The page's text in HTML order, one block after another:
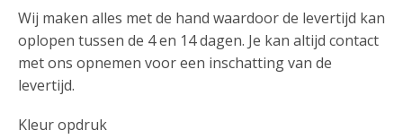
Wij maken alles met de hand waardoor de levertijd kan
oplopen tussen de 4 en 14 dagen. Je kan altijd contact
met ons opnemen voor een inschatting van de
levertijd.
Kleur opdruk